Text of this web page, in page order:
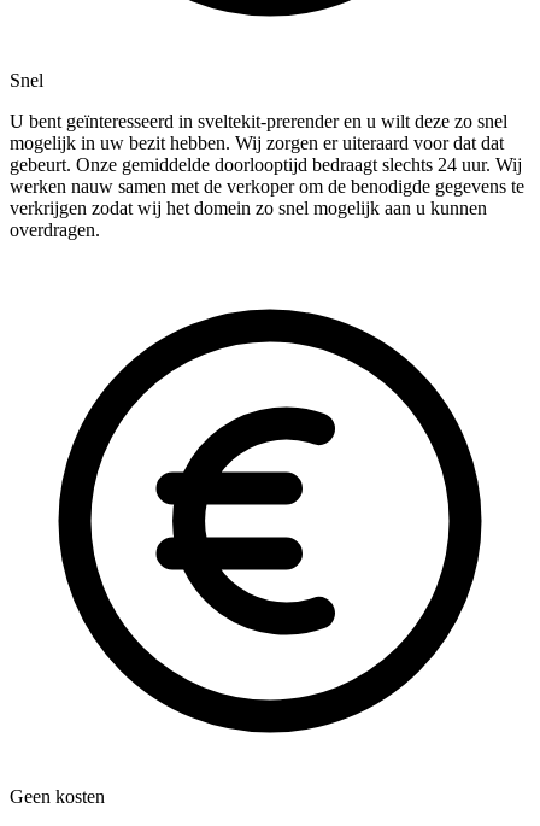
Snel
U bent geïnteresseerd in sveltekit-prerender en u wilt deze zo snel
mogelijk in uw bezit hebben. Wij zorgen er uiteraard voor dat dat
gebeurt. Onze gemiddelde doorlooptijd bedraagt slechts 24 uur. Wij
werken nauw samen met de verkoper om de benodigde gegevens te
verkrijgen zodat wij het domein zo snel mogelijk aan u kunnen
overdragen.
Geen kosten